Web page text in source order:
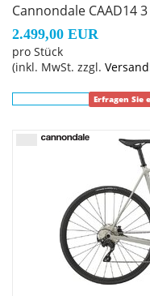
Cannondale CAAD14
2.499,00 EUR
pro Stück
(inkl. MwSt. zzgl.
Erfragen Sie